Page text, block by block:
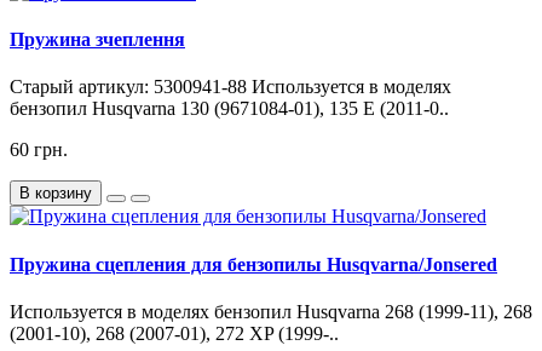
Пружина зчеплення
Старый артикул: 5300941-88 Используется в моделях
бензопил Husqvarna 130 (9671084-01), 135 E (2011-0..
60 грн.
В корзину
Пружина сцепления для бензопилы Husqvarna/Jonsered
Используется в моделях бензопил Husqvarna 268 (1999-11), 268
(2001-10), 268 (2007-01), 272 XP (1999-..